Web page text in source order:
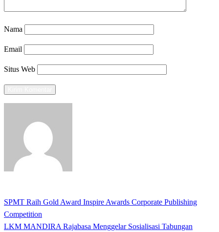
Nama
Email
Situs Web
Navigasi
pos
Previous
Post
SPMT Raih Gold Award Inspire Awards Corporate Publishing
Competition
Next
LKM MANDIRA Rajabasa Menggelar Sosialisasi Tabungan